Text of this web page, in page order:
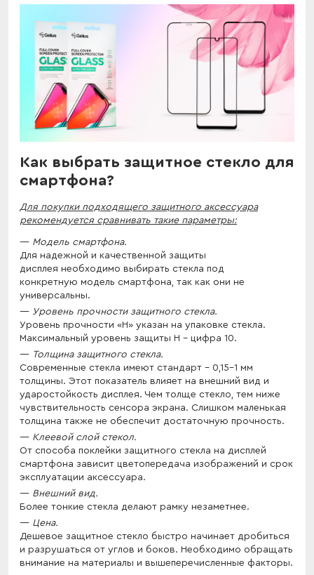
Как выбрать защитное стекло для
смартфона?
Для покупки подходящего защитного аксессуара
рекомендуется сравнивать такие параметры:
Модель смартфона.
Для надежной и качественной защиты
дисплея необходимо выбирать стекла под
конкретную модель смартфона, так как они не
универсальны.
Уровень прочности защитного стекла.
Уровень прочности «Н» указан на упаковке стекла.
Максимальный уровень защиты Н – цифра 10.
Толщина защитного стекла.
Современные стекла имеют стандарт – 0,15-1 мм
толщины. Этот показатель влияет на внешний вид и
ударостойкость дисплея. Чем толще стекло, тем ниже
чувствительность сенсора экрана. Слишком маленькая
толщина также не обеспечит достаточную прочность.
Клеевой слой стекол.
От способа поклейки защитного стекла на дисплей
смартфона зависит цветопередача изображений и срок
эксплуатации аксессуара.
Внешний вид.
Более тонкие стекла делают рамку незаметнее.
Цена.
Дешевое защитное стекло быстро начинает дробиться
и разрушаться от углов и боков. Необходимо обращать
внимание на материалы и вышеперечисленные факторы.